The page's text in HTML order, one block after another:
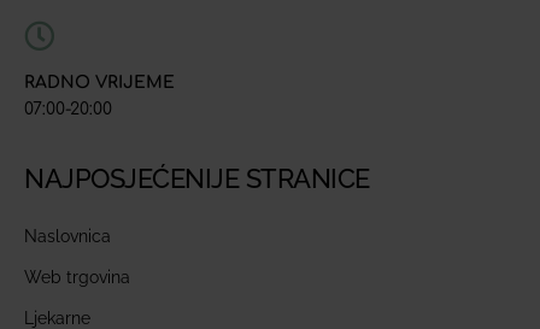
RADNO VRIJEME
07:00-20:00
NAJPOSJEĆENIJE STRANICE
Naslovnica
Web trgovina
Ljekarne